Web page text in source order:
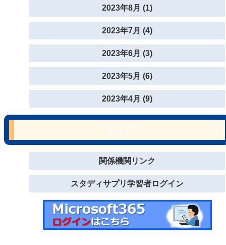
2023年8月 (1)
2023年7月 (4)
2023年6月 (3)
2023年5月 (6)
2023年4月 (9)
関係機関リンク
スタディサプリ学習者ログイン